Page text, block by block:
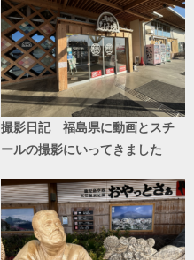
撮影日記 福島県に動画とスチ
ールの撮影にいってきました